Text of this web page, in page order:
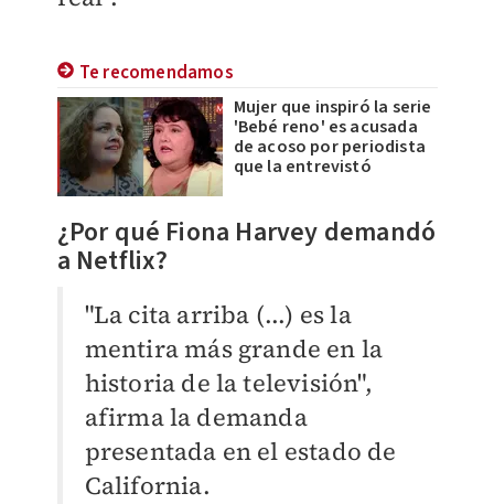
Te recomendamos
Mujer que inspiró la serie
'Bebé reno' es acusada
de acoso por periodista
que la entrevistó
​¿Por qué Fiona Harvey demandó
a Netflix?
"La cita arriba (...) es la
mentira más grande en la
historia de la televisión",
afirma la demanda
presentada en el estado de
California.